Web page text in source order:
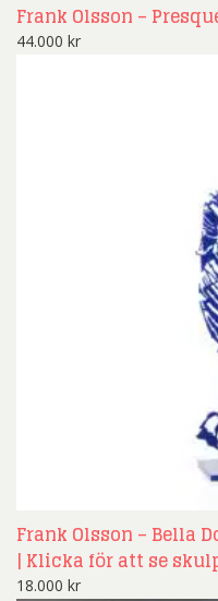
Frank Olsson –
44.000 kr
Frank Olsson – Bella
| Klicka för att se
18.000 kr